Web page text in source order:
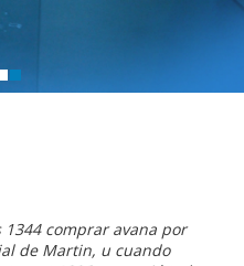
comprar avana por
de Martin, u cuando